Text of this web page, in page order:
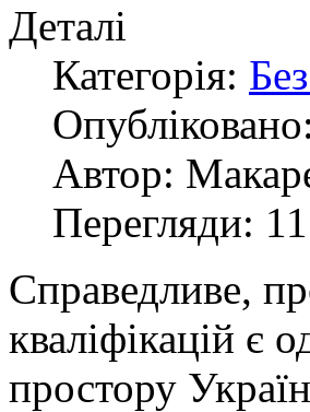
Деталі
Категорія:
Автор:
Перегляди:
Справедливе,
кваліфікацій є
простору